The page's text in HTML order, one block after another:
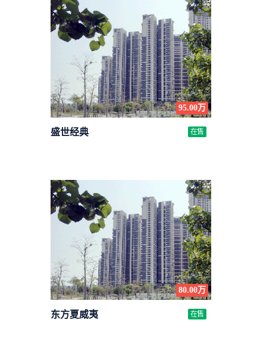
95.00万
盛世经典 在售
80.00万
东方夏威夷 在售